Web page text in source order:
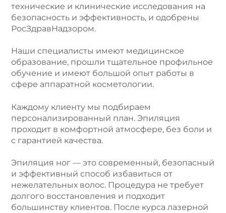
технические и клинические исследования на
безопасность и эффективность, и одобрены
РосЗдравНадзором.
Наши специалисты имеют медицинское
образование, прошли тщательное профильное
обучение и имеют большой опыт работы в
сфере аппаратной косметологии.
Каждому клиенту мы подбираем
персонализированный план. Эпиляция
проходит в комфортной атмосфере, без боли и
с гарантией качества.
Эпиляция ног — это современный, безопасный
и эффективный способ избавиться от
нежелательных волос. Процедура не требует
долгого восстановления и подходит
большинству клиентов. После курса лазерной